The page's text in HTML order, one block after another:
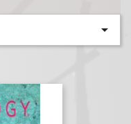
